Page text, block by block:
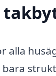
alla